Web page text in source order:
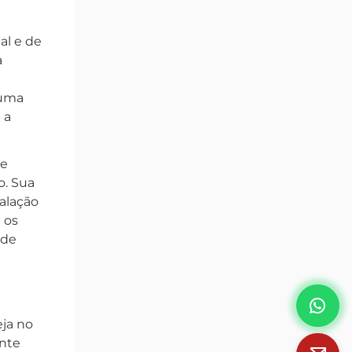
e de
Sua
os
no